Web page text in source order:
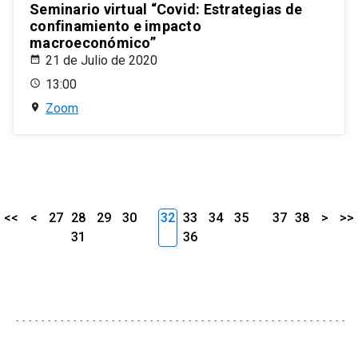
Seminario virtual “Covid: Estrategias de
confinamiento e impacto
macroeconómico”
21 de Julio de 2020
13:00
Zoom
<< < 27 28 29
30
31
32 33 34
35
36
37 38 > >>